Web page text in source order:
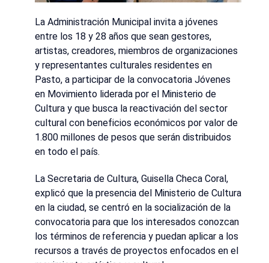
La Administración Municipal invita a jóvenes
entre los 18 y 28 años que sean gestores,
artistas, creadores, miembros de organizaciones
y representantes culturales residentes en
Pasto, a participar de la convocatoria Jóvenes
en Movimiento liderada por el Ministerio de
Cultura y que busca la reactivación del sector
cultural con beneficios económicos por valor de
1.800 millones de pesos que serán distribuidos
en todo el país.
La Secretaria de Cultura, Guisella Checa Coral,
explicó que la presencia del Ministerio de Cultura
en la ciudad, se centró en la socialización de la
convocatoria para que los interesados conozcan
los términos de referencia y puedan aplicar a los
recursos a través de proyectos enfocados en el